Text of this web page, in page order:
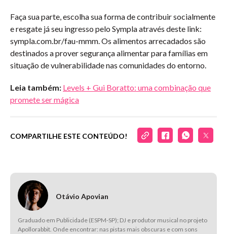
Faça sua parte, escolha sua forma de contribuir socialmente
e resgate já seu ingresso pelo Sympla através deste link:
sympla.com.br/fau-mmm. Os alimentos arrecadados são
destinados a prover segurança alimentar para famílias em
situação de vulnerabilidade nas comunidades do entorno.
Leia também: Levels + Gui Boratto: uma combinação que
promete ser mágica
COMPARTILHE ESTE CONTEÚDO!
Otávio Apovian
Graduado em Publicidade (ESPM-SP); DJ e produtor musical no projeto
Apollorabbit. Onde encontrar: nas pistas mais obscuras e com sons